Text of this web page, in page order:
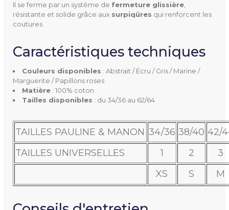
Il se ferme par un système de fermeture glissière,
résistante et solide grâce aux surpiqûres qui renforcent les
coutures.
Caractéristiques techniques
Couleurs disponibles : Abstrait / Écru / Gris / Marine /
Marguerite / Papillons roses
Matière: 100% coton
Tailles disponibles : du 34/36 au 62/64
TAILLES PAULINE & MANON 34/36 38/40 42/
TAILLES UNIVERSELLES
1 2
3
XS
S M
50/52
62/64
Matière 100% coton
Type De Col Col rond
Type De Fermeture Glissière
Tissu Molleton 190 gr
Machine à laver 90°C